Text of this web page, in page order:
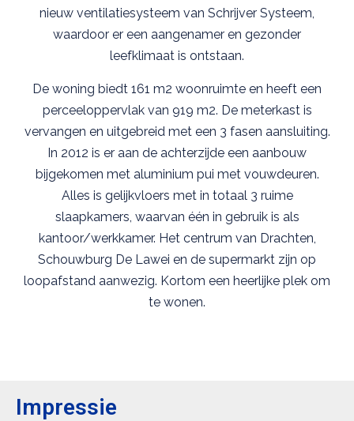
nieuw ventilatiesysteem van Schrijver Systeem,
waardoor er een aangenamer en gezonder
leefklimaat is ontstaan.
De woning biedt 161 m2 woonruimte en heeft een
perceeloppervlak van 919 m2. De meterkast is
vervangen en uitgebreid met een 3 fasen aansluiting.
In 2012 is er aan de achterzijde een aanbouw
bijgekomen met aluminium pui met vouwdeuren.
Alles is gelijkvloers met in totaal 3 ruime
slaapkamers, waarvan één in gebruik is als
kantoor/werkkamer. Het centrum van Drachten,
Schouwburg De Lawei en de supermarkt zijn op
loopafstand aanwezig. Kortom een heerlijke plek om
te wonen.
Impressie